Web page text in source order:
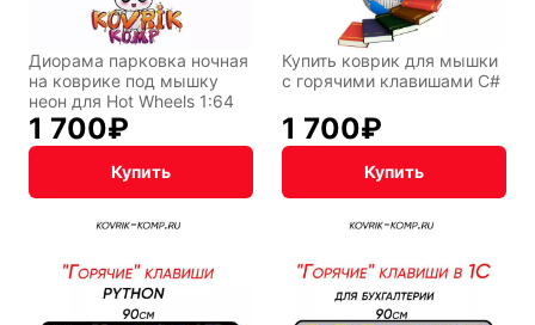
Диорама парковка ночная
на коврике под мышку
неон для Hot Wheels 1:64
1 700₽
Купить
Купить коврик для мышки
с горячими клавишами C#
1 700₽
Купить